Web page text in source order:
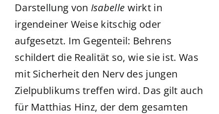
Darstellung von Isabelle wirkt in
irgendeiner Weise kitschig oder
aufgesetzt. Im Gegenteil: Behrens
schildert die Realität so, wie sie ist. Was
mit Sicherheit den Nerv des jungen
Zielpublikums treffen wird. Das gilt auch
für Matthias Hinz, der dem gesamten